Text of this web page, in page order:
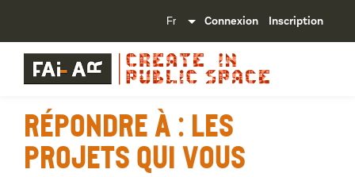
Connexion Inscription
Répondre à : Les
projets qui vous